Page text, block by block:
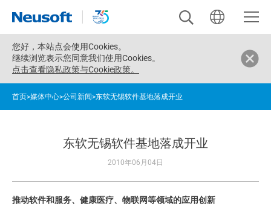
您好， 本站点会使用Cookies。
继续浏览表示您同意我们使用Cookies。
点击查看隐私政策与Cookie政策。
首页>媒体中心>公司新闻>东软无锡软件基地落成开业
东软无锡软件基地落成开业
2010年06月04日
推动软件和服务、健康医疗、物联网等领域的应用创新